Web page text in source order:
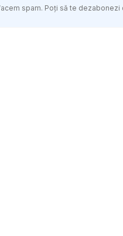
spam. Poți să te dezabonezi